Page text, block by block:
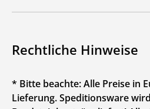
Rechtliche Hinweise
* Bitte beachte: Alle Preise in
Lieferung. Speditionsware